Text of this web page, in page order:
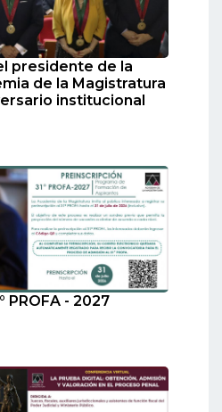
presidente de la
de la Magistratura
institucional
PROFA - 2027